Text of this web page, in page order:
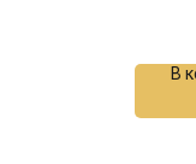
В